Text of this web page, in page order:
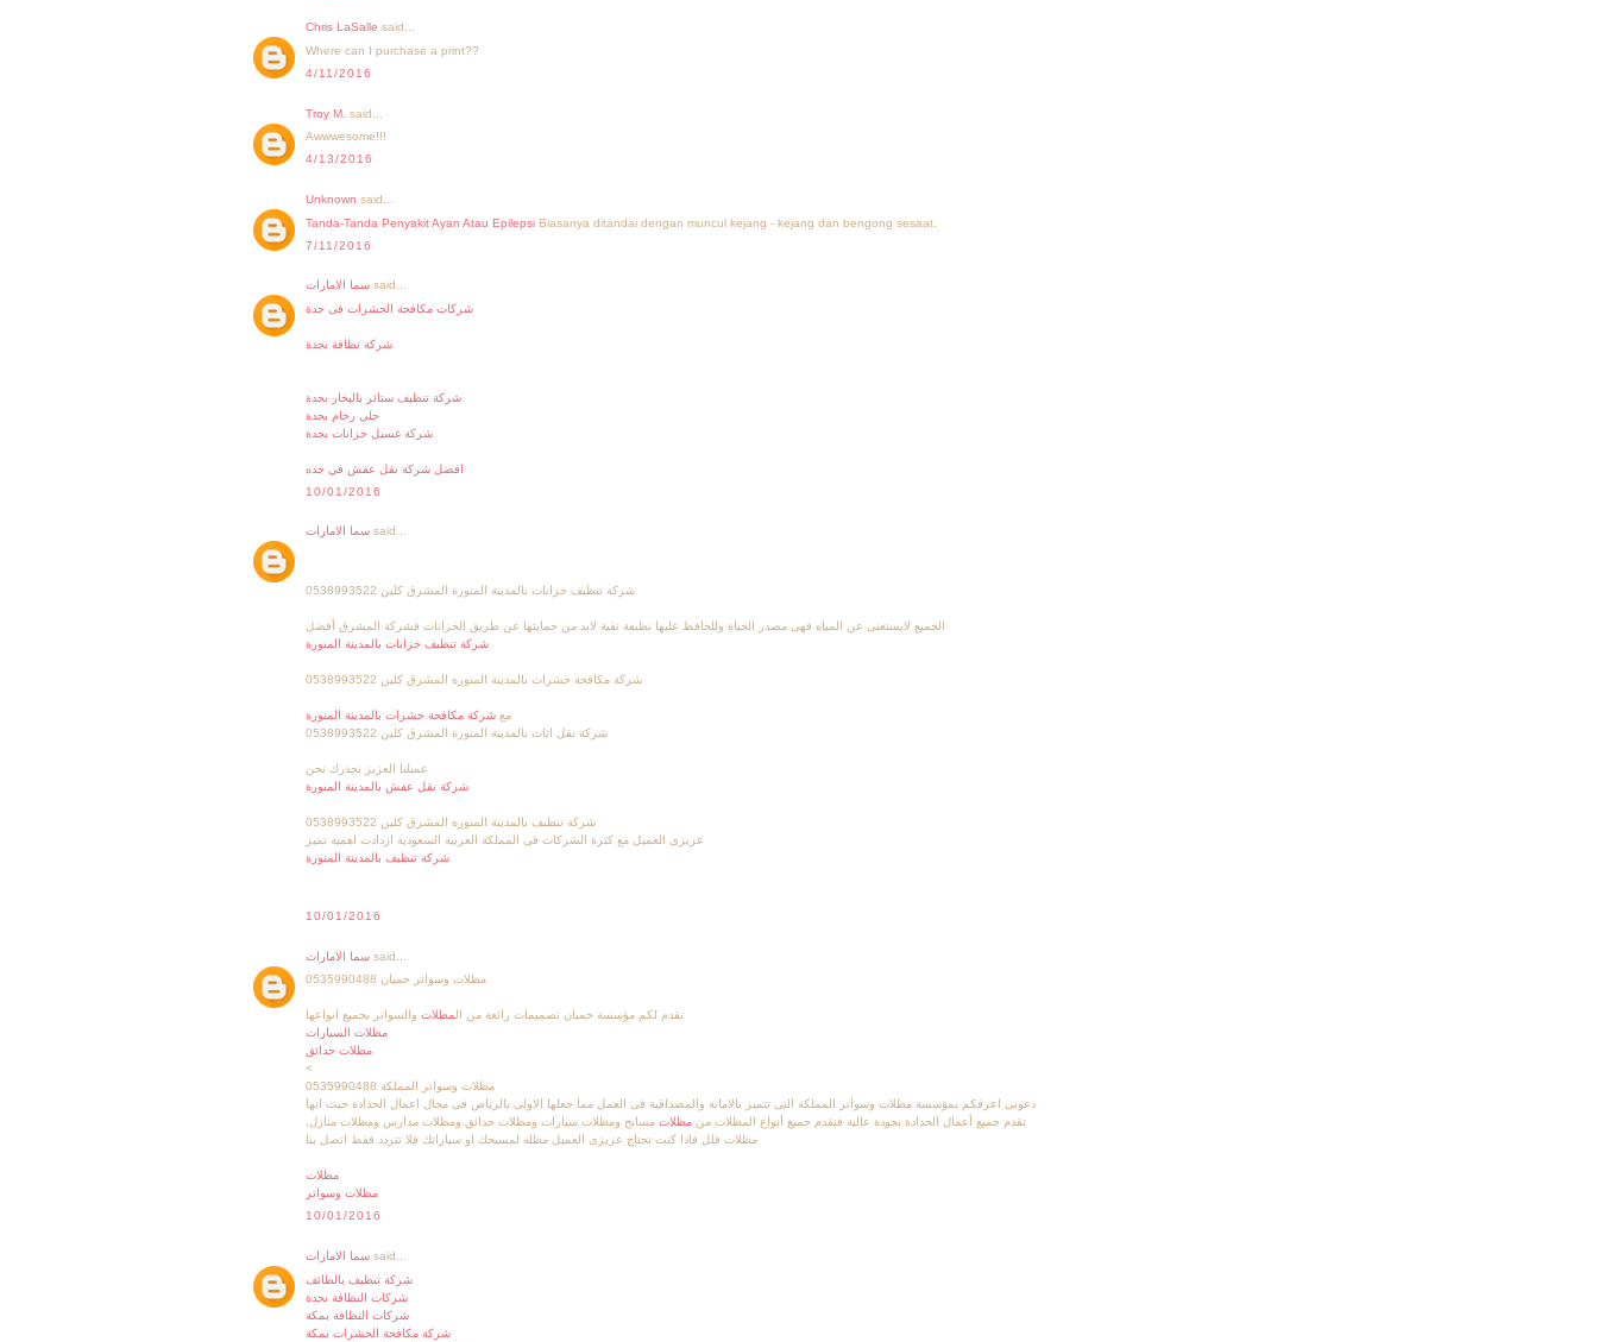
Chris LaSalle said...
Where can I purchase a print??
4/11/2016
Troy M. said...
Awwwesome!!!
4/13/2016
Unknown said...
Tanda-Tanda Penyakit Ayan Atau Epilepsi Biasanya ditandai dengan muncul kejang - kejang dan bengong sesaat.
7/11/2016
سما الامارات said...
شركات مكافحة الحشرات فى جدة
شركة نظافة بجدة
شركة تنظيف ستائر بالبخار بجدة
جلى رخام بجدة
شركة غسيل خزانات بجدة
افضل شركة نقل عفش في جده
10/01/2016
سما الامارات said...
شركة تنظيف خزانات بالمدينة المنورة المشرق كلين 0538993522
الجميع لايستغنى عن المياه فهى مصدر الحياة وللحافظ عليها نظيفة نقية لابد من حمايتها عن طريق الخزانات فشركة المشرق أفضل
شركة تنظيف خزانات بالمدينة المنورة
شركة مكافحة حشرات بالمدينة المنورة المشرق كلين 0538993522
مع شركة مكافحة حشرات بالمدينة المنورة
شركة نقل اثاث بالمدينة المنورة المشرق كلين 0538993522
عميلنا العزيز نحذرك نحن
شركة نقل عفش بالمدينة المنورة
شركة تنظيف بالمدينة المنورة المشرق كلين 0538993522
عزيزى العميل مع كثرة الشركات فى المملكة العربية السعودية ازدادت اهمية تميز
شركة تنظيف بالمدينة المنورة
10/01/2016
سما الامارات said...
مظلات وسواتر حميان 0535990488
تقدم لكم مؤسسة حميان تصميمات رائعة من المظلات والسواتر بجميع انواعها
مظلات السيارات
مظلات حدائق
<
مظلات وسواتر المملكة 0535990488
دعونى اعرفكم بمؤسسة مظلات وسواتر المملكة التى تتميز بالامانة والمصداقية فى العمل مما جعلها الاولى بالرياض فى مجال اعمال الحدادة حيث انها
تقدم جميع أعمال الحدادة بجودة عالية فنقدم جميع أنواع المظلات من مظلات مسابح ومظلات سيارات ومظلات حدائق ومظلات مدارس ومظلات منازل,
مظلات فلل فاذا كنت تحتاج عزيزى العميل مظلة لمسبحك او سياراتك فلا تتردد فقط اتصل بنا
مظلات
مظلات وسواتر
10/01/2016
سما الامارات said...
شركة تنظيف بالطائف
شركات النظافة بجدة
شركات النظافة بمكة
شركة مكافحة الحشرات بمكة